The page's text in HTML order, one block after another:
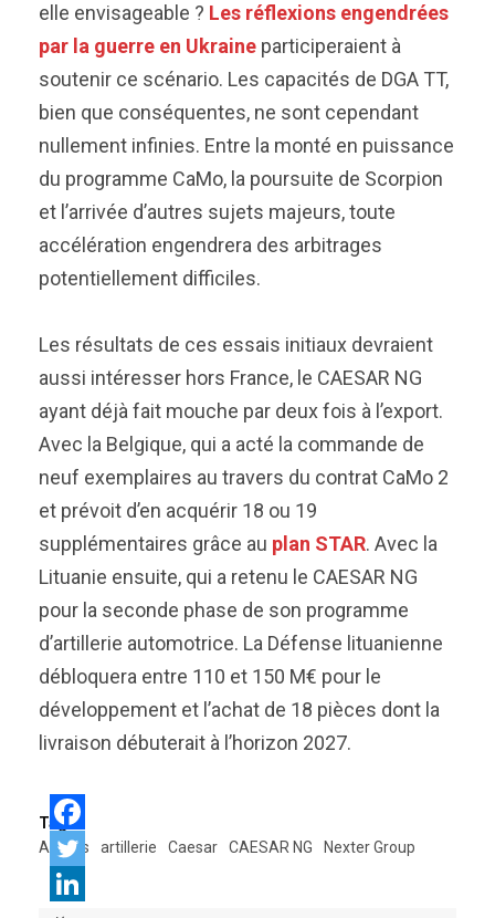
elle envisageable ? Les réflexions engendrées
par la guerre en Ukraine participeraient à
soutenir ce scénario. Les capacités de DGA TT,
bien que conséquentes, ne sont cependant
nullement infinies. Entre la monté en puissance
du programme CaMo, la poursuite de Scorpion
et l’arrivée d’autres sujets majeurs, toute
accélération engendrera des arbitrages
potentiellement difficiles.
Les résultats de ces essais initiaux devraient
aussi intéresser hors France, le CAESAR NG
ayant déjà fait mouche par deux fois à l’export.
Avec la Belgique, qui a acté la commande de
neuf exemplaires au travers du contrat CaMo 2
et prévoit d’en acquérir 18 ou 19
supplémentaires grâce au plan STAR. Avec la
Lituanie ensuite, qui a retenu le CAESAR NG
pour la seconde phase de son programme
d’artillerie automotrice. La Défense lituanienne
débloquera entre 110 et 150 M€ pour le
développement et l’achat de 18 pièces dont la
livraison débuterait à l’horizon 2027.
Tags:
Arquus
artillerie Caesar CAESAR NG Nexter Group